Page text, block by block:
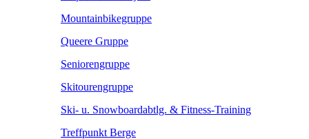
Mountainbikegruppe
Queere Gruppe
Seniorengruppe
Skitourengruppe
Ski- u. Snowboardabtlg. & Fitness-Training
Treffpunkt Berge